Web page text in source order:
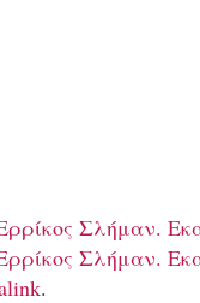
Σλήμαν.
Σλήμαν.
.